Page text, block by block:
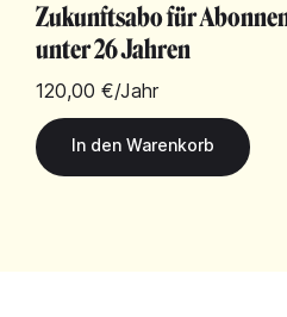
Zukunftsabo für
unter 26 Jahren
120,00 €/Jahr